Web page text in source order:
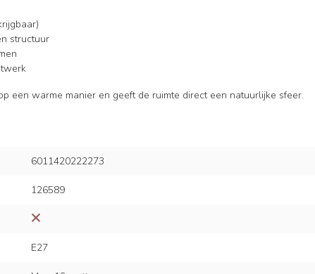
structuur
een warme manier en geeft de ruimte direct een natuurlijke sfeer.
6011420222273
126589
E27